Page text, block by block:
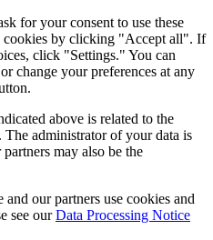
for your consent to use these
cookies by clicking "Accept all". If
click "Settings." You can
change your preferences at any
above is related to the
The administrator of your data is
may also be the
our partners use cookies and
see ourData Processing Notice